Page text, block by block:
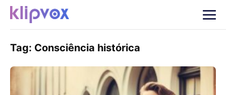
Tag: Consciência histórica